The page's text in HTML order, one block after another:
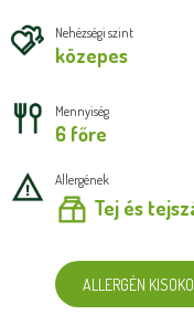
Nehézségi szint
közepes
Mennyiség
6 főre
Allergének
Tej és
ALLERGÉN